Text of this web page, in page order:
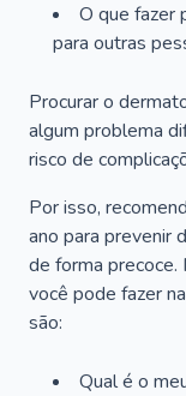
O que fazer
para outras
Procurar o
algum problema
risco de
Por isso,
ano para prevenir
de forma precoce.
você pode fazer
são:
Qual é o